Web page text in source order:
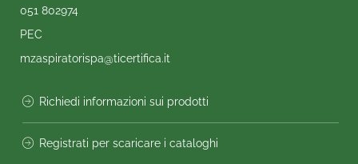
051 802974
PEC
mzaspiratorispa@ticertifica.it
Richiedi informazioni sui prodotti
Registrati per scaricare i cataloghi